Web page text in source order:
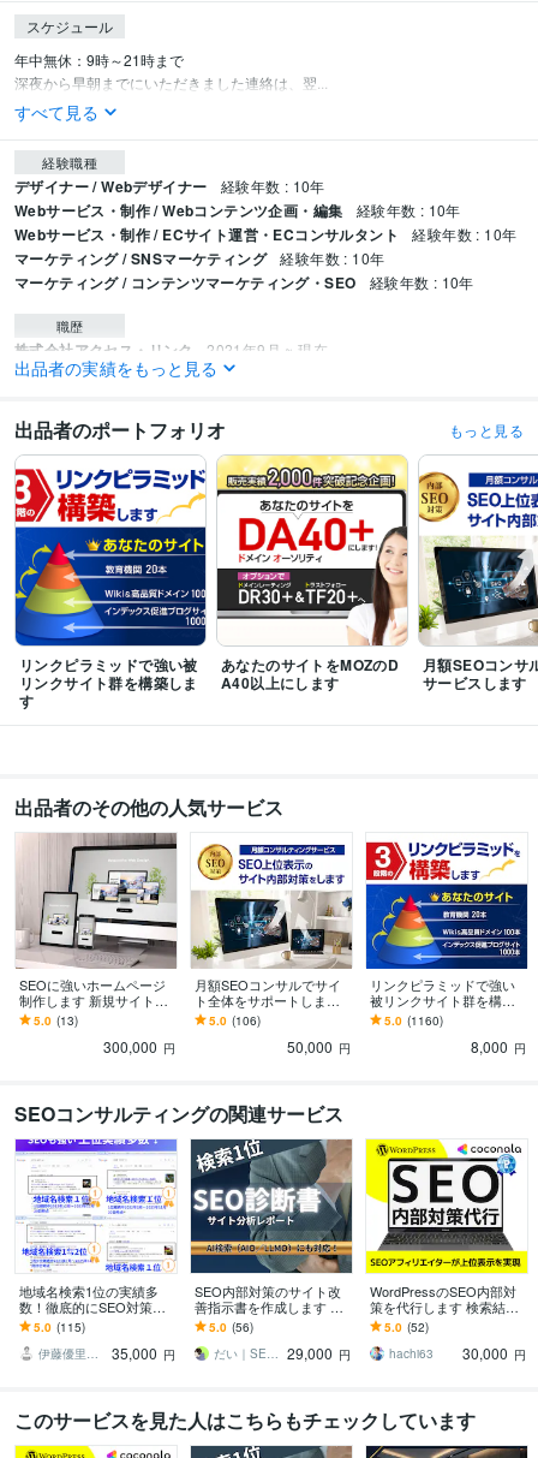
スケジュール
年中無休：9時～21時まで
深夜から早朝までにいただきました連絡は、翌...
すべて見る
経験職種
デザイナー / Webデザイナー 経験年数 : 10年
Webサービス・制作 / Webコンテンツ企画・編集 経験年数 : 10年
Webサービス・制作 / ECサイト運営・ECコンサルタント 経験年数 : 10年
マーケティング / SNSマーケティング 経験年数 : 10年
マーケティング / コンテンツマーケティング・SEO 経験年数 : 10年
職歴
株式会社アクセス・リンク 2021年9月 ~ 現在
SEO検定1級
SEO検定2級 取得年 : 2020年
SEO検定3級 取得年 : 2020年
プログラミング言語・フレームワーク
CSS:10年HTML:10年
ビジネス・クリエイティブツール
STUDIO:10年Wix:10年WordPress:9年ペライチ:10年JIMDO:10年
Excel:10年Google サイト:10年Google スプレッドシート:10年
Google ドキュメント:10年Word:10年BASE:10年EC-CUBE:10年
Makeshop:10年 Shopify:10年 Welcart:10年カラーミーショップ:10年
Google Analytics:15年Google Search Console:15年
ChatGPT:1年
Majestic:10年
得意分野
集客・マーケティング相談 SEOコンサルティング
SEOコンサルタント
Web制作・HP作成・EC構築 ホームページ制作、リニューアル
ホームページ制作
学歴
中央大学 1993年3月 ~ 1997年2月
出品者の実績をもっと見る
出品者のポートフォリオ もっと見る
リンクピラミッドで強い被
リンクサイト群を構築しま
す
あなたのサイトをMOZのD
A40以上にします
月額SEOコンサ
サービスします
出品者のその他の人気サービス
SEOに強いホームページ
制作します 新規サイトの
制作やサイトのリニュー
アルいたします。
5.0 (13)
300,000 円
月額SEOコンサルでサイ
ト全体をサポートします
評価5.0｜1か月から試せ
る丁寧なサポート付きで
5.0 (106)
50,000 円
リンクピラミッドで強い
被リンクサイト群を構築
します 評価5.0実績1100件
超｜EDU・GOV20本含む
5.0 (1160)
8,000 円
SEOコンサルティングの関連サービス
地域名検索1位の実績多
数！徹底的にSEO対策し
ます 高評価継続中！ご購
入前のSEO診断ご利用下
さい！
5.0 (115)
伊藤優里＠SEOに強いWEBサイト制作
35,000 円
SEO内部対策のサイト改
善指示書を作成します SE
Oコンサルタントによる検
索上位を目指すホームペ
ージ分析
5.0 (56)
だい｜SEOコンサルタント 29,000 円
WordPressのSEO内部対
策を代行します 検索結果
でホームページの情報を
もっと目立たせましょ
う！
5.0 (52)
hachi63
30,000 円
このサービスを見た人はこちらもチェックしています